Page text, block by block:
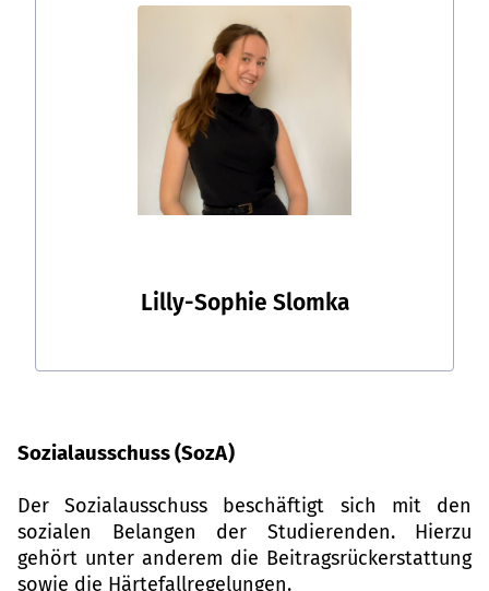
Lilly-Sophie Slomka
Sozialausschuss (SozA)
Der Sozialausschuss beschäftigt sich mit den
sozialen Belangen der Studierenden. Hierzu
gehört unter anderem die Beitragsrückerstattung
sowie die Härtefallregelungen.